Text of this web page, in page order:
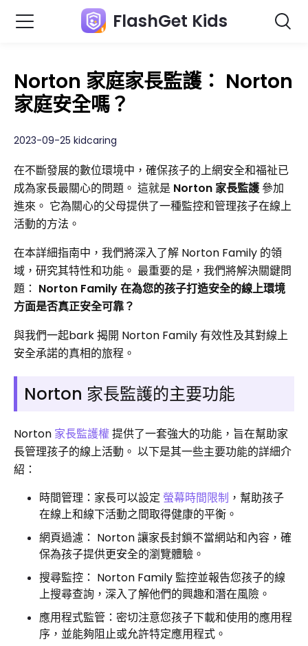
FlashGet Kids
Norton 家庭家長監護： Norton
家庭安全嗎？
2023-09-25 kidcaring
在不斷發展的數位環境中，確保孩子的上網安全和福祉已
成為家長最關心的問題。 這就是 Norton 家長監護參加
進來。 它為關心的父母提供了一種監控和管理孩子在線上
活動的方法。
在本詳細指南中，我們將深入了解 Norton Family 的領
域，研究其特性和功能。 最重要的是，我們將解決關鍵問
題： Norton Family 在為您的孩子打造安全的線上環境
方面是否真正安全可靠？
與我們一起bark 揭開 Norton Family 有效性及其對線上
安全承諾的真相的旅程。
Norton 家長監護的主要功能
Norton 家長監護權提供了一套強大的功能，旨在幫助家
長管理孩子的線上活動。 以下是其一些主要功能的詳細介
紹：
時間管理：家長可以設定 螢幕時間限制 ，幫助孩子
在線上和線下活動之間取得健康的平衡。
網頁過濾： Norton 讓家長封鎖不當網站和內容，確
保為孩子提供更安全的瀏覽體驗。
搜尋監控： Norton Family 監控並報告您孩子的線
上搜尋查詢，深入了解他們的興趣和潛在風險。
應用程式監管：密切注意您孩子下載和使用的應用程
序，並能夠阻止或允許特定應用程式。